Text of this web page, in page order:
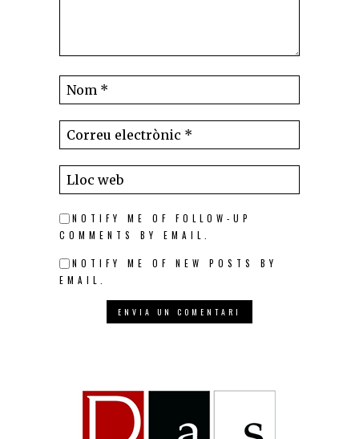
NOTIFY ME OF FOLLOW-UP
COMMENTS BY EMAIL.
NOTIFY ME OF NEW POSTS BY
EMAIL.